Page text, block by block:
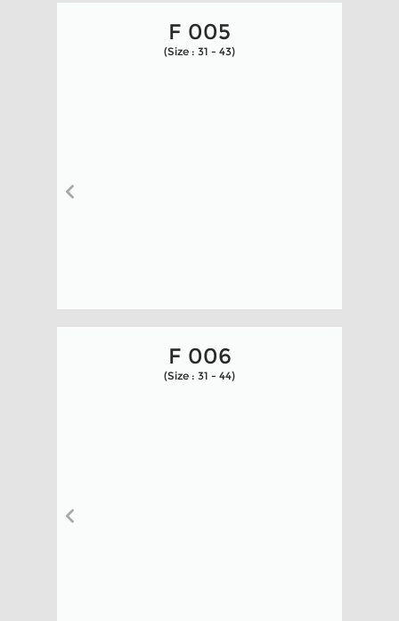
F 005
(Size : 31 - 43)
F 006
(Size : 31 - 44)